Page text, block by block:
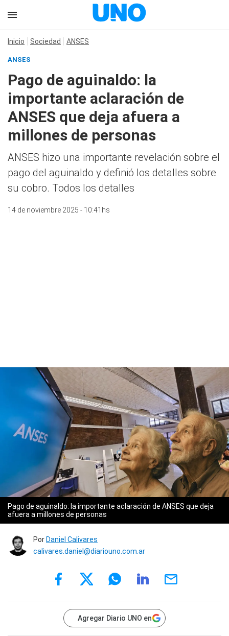
Inicio Sociedad ANSES
ANSES
Pago de aguinaldo: la
importante aclaración de
ANSES que deja afuera a
millones de personas
ANSES hizo una importante revelación sobre el
pago del aguinaldo y definió los detalles sobre
su cobro. Todos los detalles
14 de noviembre 2025 - 10:41hs
Pago de aguinaldo: la importante aclaración de ANSES que deja
afuera a millones de personas
Por Daniel Calivares
calivares.daniel@diariouno.com.ar
Agregar Diario UNO en